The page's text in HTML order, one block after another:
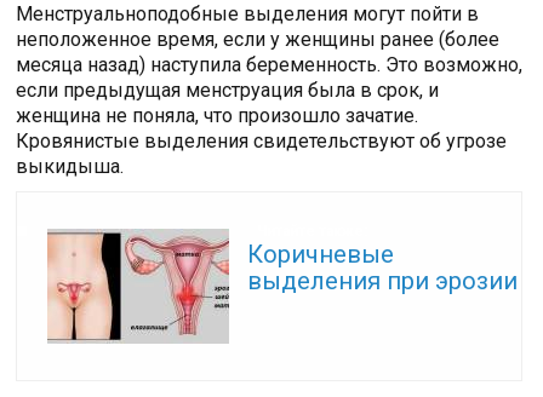
Менструальноподобные выделения могут пойти в
неположенное время, если у женщины ранее (более
месяца назад) наступила беременность. Это возможно,
если предыдущая менструация была в срок, и
женщина не поняла, что произошло зачатие.
Кровянистые выделения свидетельствуют об угрозе
выкидыша.
Коричневые
выделения при эрозии